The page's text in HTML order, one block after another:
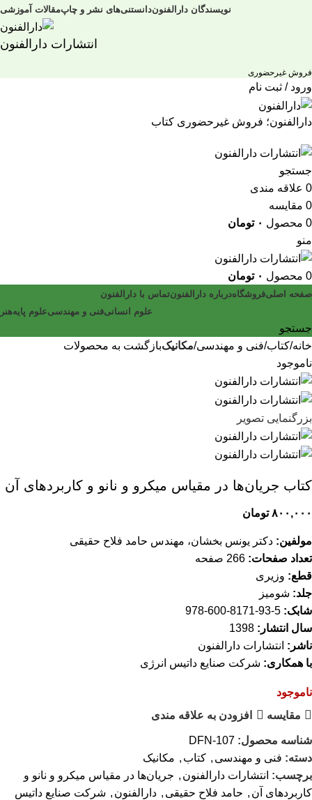
نویسندگان دارالفنوندانستنی‌های نشر و چاپمقالات آموزشی
انتشارات دارالفنون
فروش غیرحضوری
ورود / ثبت نام
دارالفنون؛ فروش غیرحضوری کتاب
جستجو
0 علاقه مندی
0 مقایسه
0 محصول ۰ تومان
منو
0 محصول ۰ تومان
صفحه اصلیفروشگاهدرباره دارالفنونتماس با دارالفنون
علوم انسانیفنی و مهندسیعلوم پایههنر
جستجو
خانه کتاب فنی و مهندسی مکانیکبازگشت به محصولات
ناموجود
بزرگنمایی تصویر
کتاب جریان‌ها در مقیاس میکرو و نانو و کاربردهای آن
۸۰۰,۰۰۰ تومان
مولفین: دکتر یونس بخشان، مهندس حامد فلاح حقیقی‌
تعداد صفحات:
قطع: وزیری
جلد: شومیز
شابک:
سال انتشار:
ناشر: انتشارات دارالفنون
با همکاری: شرکت صنایع داتیس انرژی
ناموجود
مقایسه
افزودن به علاقه مندی
شناسه محصول: DFN-107
دسته: فنی و مهندسی , کتاب , مکانیک
برچسب: انتشارات دارالفنون , جریان‌ها در مقیاس میکرو و نانو و
کاربردهای آن , حامد فلاح حقیقی , دارالفنون , شرکت صنایع داتیس